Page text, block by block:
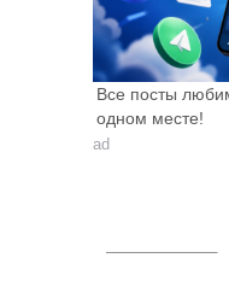
Все посты
одном месте!
ad